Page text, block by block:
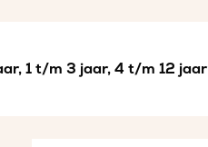
1 t/m 3 jaar, 4 t/m 12 jaar